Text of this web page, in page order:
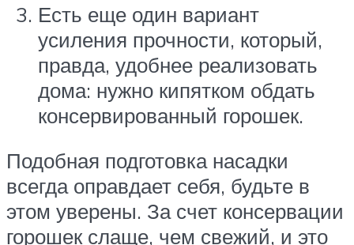
Есть еще один вариант
усиления прочности, который,
правда, удобнее реализовать
дома: нужно кипятком обдать
консервированный горошек.
Подобная подготовка насадки
всегда оправдает себя, будьте в
этом уверены. За счет консервации
горошек слаще, чем свежий, и это